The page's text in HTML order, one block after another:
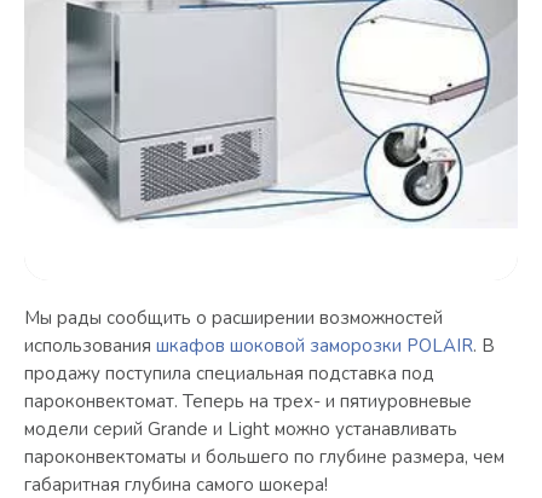
Пн..Пт: 9.00-18.00
Мы рады сообщить о расширении возможностей
использования шкафов шоковой заморозки POLAIR. В
продажу поступила специальная подставка под
пароконвектомат. Теперь на трех- и пятиуровневые
модели серий Grande и Light можно устанавливать
пароконвектоматы и большего по глубине размера, чем
габаритная глубина самого шокера!